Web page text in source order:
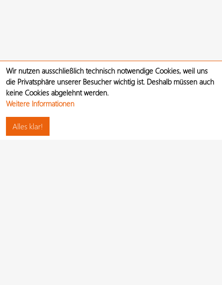
Wir nutzen ausschließlich technisch notwendige Cookies, weil uns
die Privatsphäre unserer Besucher wichtig ist. Deshalb müssen auch
keine Cookies abgelehnt werden.
Weitere Informationen
Alles klar!